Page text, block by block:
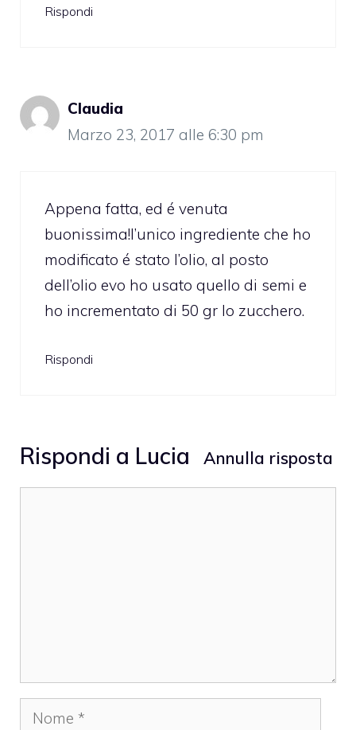
Rispondi
Claudia
Marzo 23, 2017 alle 6:30 pm
Appena fatta, ed é venuta
buonissima!l’unico ingrediente che ho
modificato é stato l’olio, al posto
dell’olio evo ho usato quello di semi e
ho incrementato di 50 gr lo zucchero.
Rispondi
Rispondi a Lucia Annulla risposta
Nome